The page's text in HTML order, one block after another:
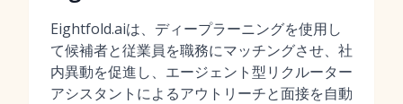
Eightfold.aiは、ディープラーニングを使用し
て候補者と従業員を職務にマッチングさせ、社
内異動を促進し、エージェント型リクルーター
アシスタントによるアウトリーチと面接を自動